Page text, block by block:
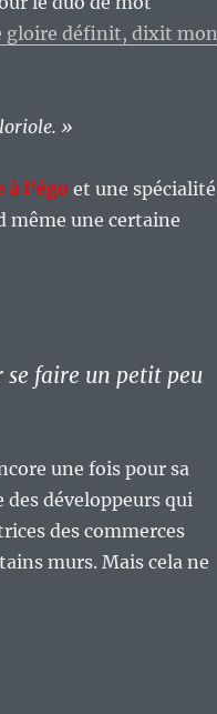
gloire définit, dixit mon
»
à l’égoet une spécialité
même une certaine
faire un petit peu
une fois pour sa
développeurs qui
des commerces
murs. Mais cela ne